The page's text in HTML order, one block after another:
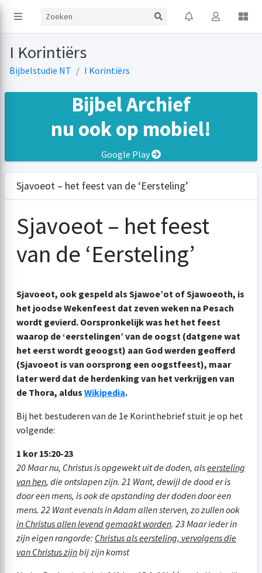
I Korintiërs
Bijbelstudie NT I Korintiërs
Bijbel Archief
nu ook op mobiel!
Google Play
Sjavoeot – het feest van de ‘Eersteling’
Sjavoeot – het feest
van de ‘Eersteling’
Sjavoeot, ook gespeld als Sjawoe’ot of Sjawoeoth, is
het joodse Wekenfeest dat zeven weken na Pesach
wordt gevierd. Oorspronkelijk was het het feest
waarop de ‘eerstelingen’ van de oogst (datgene wat
het eerst wordt geoogst) aan God werden geofferd
(Sjavoeot is van oorsprong een oogstfeest), maar
later werd dat de herdenking van het verkrijgen van
de Thora, aldus Wikipedia.
Bij het bestuderen van de 1e Korinthebrief stuit je op het
volgende:
1 kor 15:20-23
20 Maar nu, Christus is opgewekt uit de doden, alseersteling
van hen, die ontslapen zijn. 21 Want, dewijl de dood er is
door een mens, is ook de opstanding der doden door een
mens. 22 Want evenals in Adam allen sterven, zo zullen ook
in Christus allen levend gemaakt worden. 23 Maar ieder in
zijn eigen rangorde: Christus als eersteling, vervolgens die
van Christus zijnbij zijn komst